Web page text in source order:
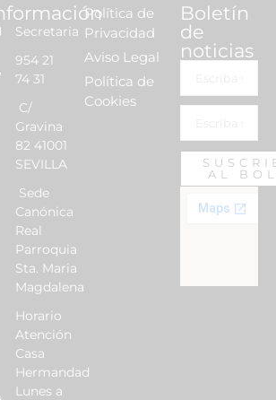
Secretaria
954 21
74 31
C/
Gravina
82 41001
SEVILLA
Sede
Canónica
Real
Parroquia
Sta. Maria
Magdalena
Horario
Atención
Casa
Hermandad
Lunes a
Política de
Privacidad
Aviso Legal
Política de
Cookies
Boletín
de
noticias
AL